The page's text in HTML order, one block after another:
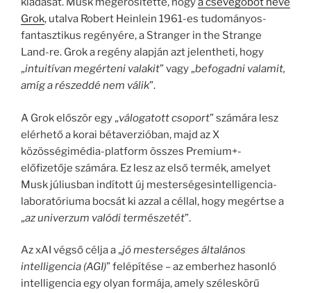
Grok, utalva Robert Heinlein 1961-es tudományos-
fantasztikus regényére, a Stranger in the Strange
Land-re. Grok a regény alapján azt jelentheti, hogy
„intuitívan megérteni valakit” vagy „befogadni valamit,
amíg a részeddé nem válik”.
A Grok először egy „válogatott csoport” számára lesz
elérhető a korai bétaverzióban, majd az X
közösségimédia-platform összes Premium+-
előfizetője számára. Ez lesz az első termék, amelyet
Musk júliusban indított új mesterségesintelligencia-
laboratóriuma bocsát ki azzal a céllal, hogy megértse a
„az univerzum valódi természetét”.
Az xAI végső célja a „jó mesterséges általános
intelligencia (AGI)” felépítése – az emberhez hasonló
intelligencia egy olyan formája, amely széleskörű